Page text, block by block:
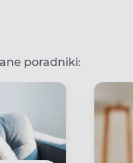
poradniki: